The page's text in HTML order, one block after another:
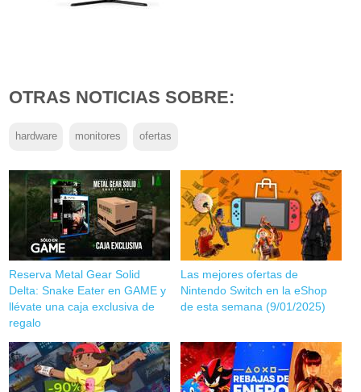
OTRAS NOTICIAS SOBRE:
hardware monitores ofertas
Reserva Metal Gear Solid
Delta: Snake Eater en GAME y
llévate una caja exclusiva de
regalo
Las mejores ofertas de
Nintendo Switch en la eShop
de esta semana (9/01/2025)